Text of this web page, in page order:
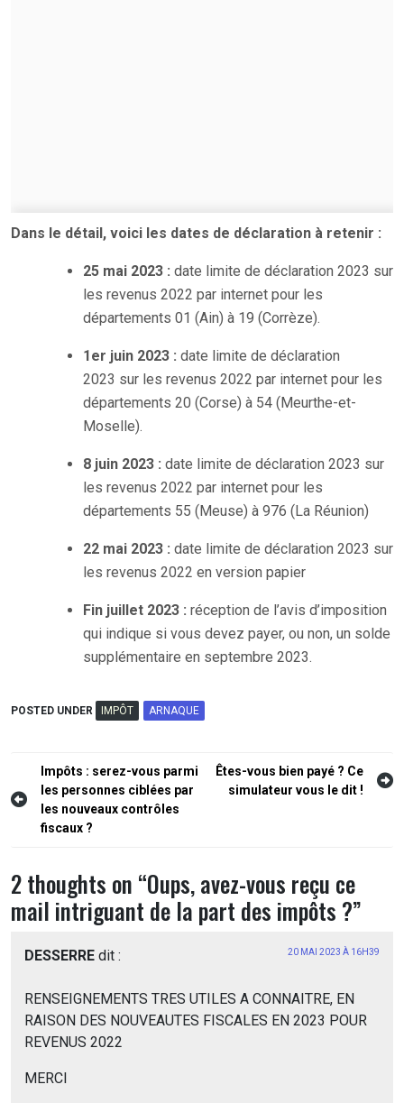
Dans le détail, voici les dates de déclaration à retenir :
25 mai 2023 : date limite de déclaration 2023 sur
les revenus 2022 par internet pour les
départements 01 (Ain) à 19 (Corrèze).
1er juin 2023 : date limite de déclaration
2023 sur les revenus 2022 par internet pour les
départements 20 (Corse) à 54 (Meurthe-et-
Moselle).
8 juin 2023 : date limite de déclaration 2023 sur
les revenus 2022 par internet pour les
départements 55 (Meuse) à 976 (La Réunion)
22 mai 2023 : date limite de déclaration 2023 sur
les revenus 2022 en version papier
Fin juillet 2023 : réception de l’avis d’imposition
qui indique si vous devez payer, ou non, un solde
supplémentaire en septembre 2023.
POSTED UNDER IMPÔT ARNAQUE
Navigation
de
l’article
Impôts : serez-vous parmi
les personnes ciblées par
les nouveaux contrôles
fiscaux ?
Êtes-vous bien payé ? Ce
simulateur vous le dit !
2 thoughts on “Oups, avez-vous reçu ce
mail intriguant de la part des impôts ?”
DESSERRE dit : 20 MAI 2023 À 16H39
RENSEIGNEMENTS TRES UTILES A CONNAITRE, EN
RAISON DES NOUVEAUTES FISCALES EN 2023 POUR
REVENUS 2022
MERCI